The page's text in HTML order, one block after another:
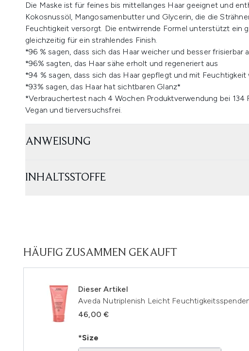
Die Maske ist für feines bis mittellanges Haar geeignet und
Kokosnussöl, Mangosamenbutter und Glycerin, die die
Feuchtigkeit versorgt. Die entwirrende Formel unterstützt ein
gleichzeitig für ein strahlendes Finish.
*96 % sagen, dass sich das Haar weicher und besser frisierbar
*96% sagten, das Haar sähe erholt und regeneriert aus
*94 % sagen, dass sich das Haar gepflegt und mit
*93% sagen, das Haar hat sichtbaren Glanz*
*Verbrauchertest nach 4 Wochen Produktverwendung bei 134
Vegan und tierversuchsfrei.
ANWEISUNG
INHALTSSTOFFE
HÄUFIG ZUSAMMEN GEKAUFT
Dieser Artikel
Aveda Nutriplenish Leicht
46,00 €
*Size